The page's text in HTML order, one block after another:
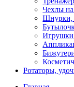
Чехлы
Шнурки,
Игрушки
Ротаторы,